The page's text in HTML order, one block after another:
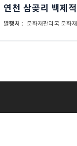
연천 삼곶리 백제
발행처 : 문화재관리국 문화